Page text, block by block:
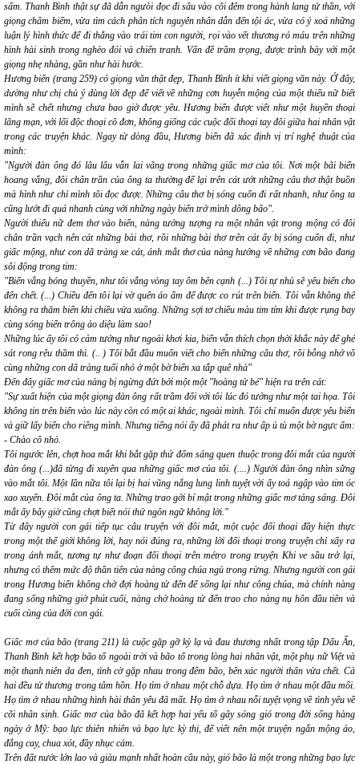
sấm. Thanh Bình thật sự đã dẫn ngưòi đọc đi sâu vào cõi đêm trong hành lang tử thần, với
giọng châm biếm, vừa tìm cách phân tích nguyên nhân dẫn đến tội ác, vừa có ý xoá những
luận lý hình thức để đi thẳng vào trái tim con người, rọi vào vết thương rỏ máu trên những
hình hài sinh trong nghèo đói và chiến tranh. Vấn đề trầm trọng, được trình bày với một
giọng nhẹ nhàng, gần như hài hước.
Hương biển (trang 259) có giọng văn thật đẹp, Thanh Bình ít khi viết giọng văn này. Ở đây,
dường như chị chủ ý dùng lời đẹp để viết về những cơn huyễn mộng của một thiếu nữ biết
mình sẽ chết nhưng chưa bao giờ được yêu. Hương biển được viết như một huyền thoại
lãng mạn, với lối độc thoại cô đơn, không giống các cuộc đối thoại tay đôi giữa hai nhân vật
trong các truyện khác. Ngay từ dòng đầu,Hương biểnđã xác định vị trí nghệ thuật của
mình:
"Người đàn ông đó lâu lâu vẫn lai vãng trong những giấc mơ của tôi. Nơi một bãi biển
hoang vắng, đôi chân trần của ông ta thường để lại trên cát ướt những câu thơ thật buồn
mà hình như chỉ mình tôi đọc được. Những câu thơ bị sóng cuốn đi rất nhanh, như ông ta
cũng lướt đi quá nhanh cùng với những ngày biển trở mình dông bão".
Người thiếu nữ đem thơ vào biển, nàng tưởng tượng ra một nhân vật trong mộng có đôi
chân trần vạch nên cát những bài thơ, rồi những bài thơ trên cát ấy bị sóng cuốn đi, như
giấc mộng, như con dã tràng xe cát, ánh mắt thơ của nàng hướng về những cơn bão đang
sôi động trong tim:
"Biển vắng bóng thuyền, như tôi vắng vòng tay ôm bên cạnh (...) Tôi tự nhủ sẽ yêu biển cho
đến chết. (...) Chiều đến tôi lại vờ quên áo ấm để được co rút trên biển. Tôi vẫn không thể
không ra thăm biển khi chiều vừa xuống. Những sợi tơ chiều màu tim tím khi được rụng bay
cùng sóng biển trông ảo diệu làm sao!
Những lúc ấy tôi có cảm tưởng như ngoài khơi kia, biển vẫn thích chọn thời khắc này để ghé
sát rong rêu thầm thì. (.. ) Tôi bắt đầu muốn viết cho biển những câu thơ, rồi bỗng nhớ vô
cùng những con dã tràng tuổi nhỏ ở một bờ biển xa tắp quê nhà"
Đến đây giấc mơ của nàng bị ngừng đứt bởi một một "hoàng tử bé" hiện ra trên cát:
"Sự xuất hiện của một giọng đàn ông rất trầm đối với tôi lúc đó tưởng như một tai họa. Tôi
không tin trên biển vào lúc này còn có một ai khác, ngoài mình. Tôi chỉ muốn được yêu biển
và giữ lấy biển cho riêng mình. Nhưng tiếng nói ấy đã phát ra như ấp ủ tù một bờ ngực ấm:
- Chào cô nhỏ.
Tôi ngước lên, chợt hoa mắt khi bắt gặp thứ đốm sáng quen thuộc trong đôi mắt của người
đàn ông (...)đã từng đi xuyên qua những giấc mơ của tôi. (....) Người đàn ông nhìn sững
vào mắt tôi. Một lần nữa tôi lại bị hai vũng nắng lung linh tuyệt vời ấy toả ngập vào tim óc
xao xuyến. Đôi mắt của ông ta. Những trao gởi bí mật trong những giấc mơ tảng sáng. Đôi
mắt ấy bây giờ cũng chợt biết nói thứ ngôn ngữ không lời."
Từ đây người con gái tiếp tục câu truyện với đôi mắt, một cuộc đối thoại đầy hiện thực
trong một thế giới không lời, hay nói đúng ra, những lời đối thoại trong truyện chỉ xẩy ra
trong ánh mắt, tương tự như đoạn đối thoại trên métro trong truyện Khi ve sầu trở lại,
nhưng có thêm mức độ thần tiên của nàng công chúa ngủ trong rừng. Nhưng người con gái
trong Hương biển không chờ đợi hoàng tử đến để sống lại như công chúa, mà chính nàng
đang sống những giờ phút cuối, nàng chờ hoàng tử đến trao cho nàng nụ hôn đầu tiên và
cuối cùng của đời con gái.
Giấc mơ của bão (trang 211) là cuộc gặp gỡ kỳ lạ và đau thương nhất trong tậpDấu Ấn,
Thanh Bình kết hợp bão tố ngoài trời và bão tố trong lòng hai nhân vật, một phụ nữ Việt và
một thanh niên da đen, tình cờ gặp nhau trong đêm bão, bên xác người thân vừa chết. Cả
hai đều tử thương trong tâm hồn. Họ tìm ở nhau một chỗ dựa. Họ tìm ở nhau một đầu mối.
Họ tìm ở nhau những hình hài thân yêu đã mất. Họ tìm ở nhau nỗi tuyệt vọng về tình yêu về
cõi nhân sinh.Giấc mơ của bãođã kết hợp hai yếu tố gây sóng gió trong đời sống hàng
ngày ở Mỹ: bạo lực thiên nhiênvàbạo lực kỳ thị, để viết nên một truyện ngắn mộng ảo,
đắng cay, chua xót, đầy nhục cảm.
Trên đất nước lớn lao và giàu mạnh nhất hoàn cầu này, gió bão là một trong những bạo lực